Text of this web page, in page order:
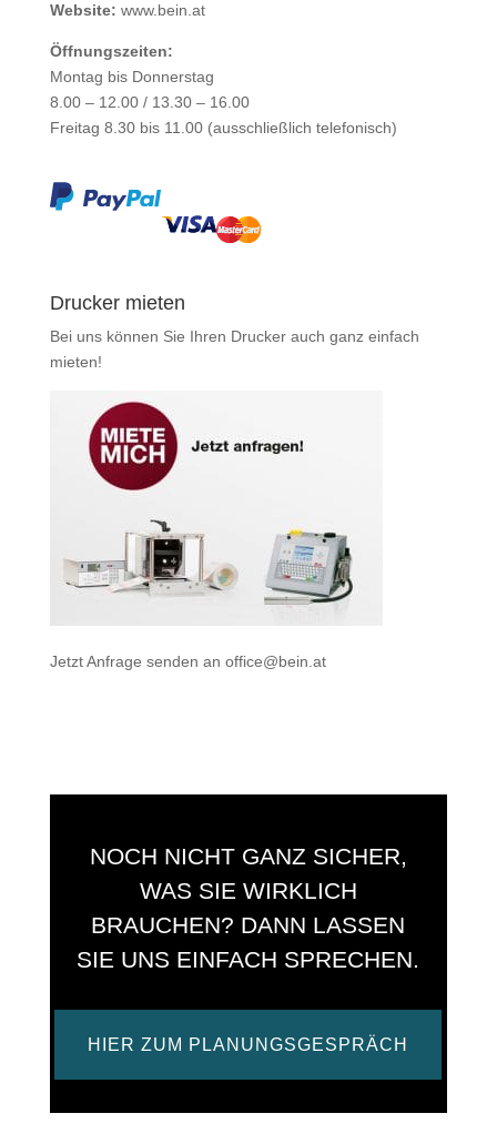
Website: www.bein.at
Öffnungszeiten:
Montag bis Donnerstag
8.00 – 12.00 / 13.30 – 16.00
Freitag 8.30 bis 11.00 (ausschließlich telefonisch)
Drucker mieten
Bei uns können Sie Ihren Drucker auch ganz einfach
mieten!
Jetzt Anfrage senden an office@bein.at
NOCH NICHT GANZ SICHER,
WAS SIE WIRKLICH
BRAUCHEN? DANN LASSEN
SIE UNS EINFACH SPRECHEN.
HIER ZUM PLANUNGSGESPRÄCH